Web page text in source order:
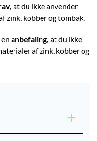
at du ikke anvender
zink, kobber og tombak.
anbefaling, at du ikke
af zink, kobber og